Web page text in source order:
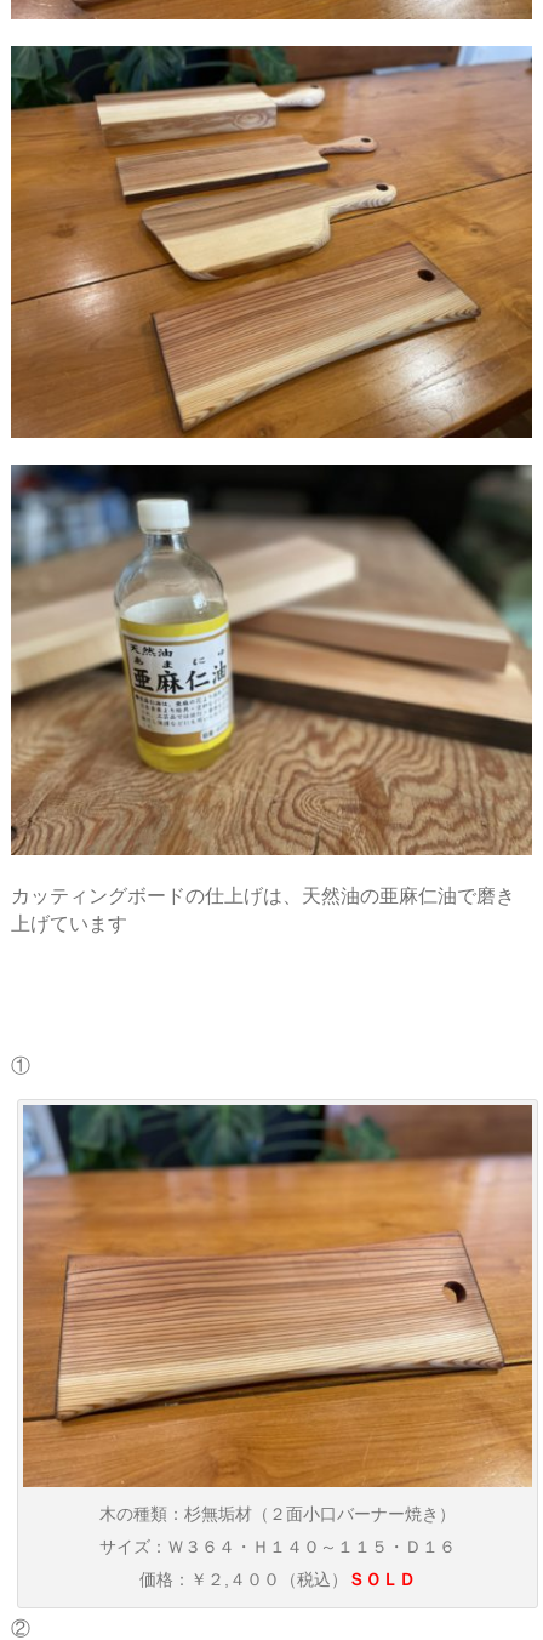
カッティングボードの仕上げは、天然油の亜麻仁油で磨き
上げています
①
木の種類：杉無垢材（２面小口バーナー焼き）
サイズ：Ｗ３６４・Ｈ１４０～１１５・Ｄ１６
価格：￥２,４００（税込）
ＳＯＬＤ
②